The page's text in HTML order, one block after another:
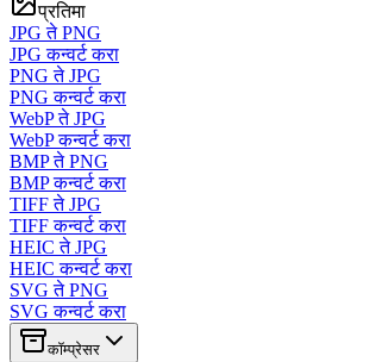
प्रतिमा
JPG ते PNG
JPG कन्वर्ट करा
PNG ते JPG
PNG कन्वर्ट करा
WebP ते JPG
WebP कन्वर्ट करा
BMP ते PNG
BMP कन्वर्ट करा
TIFF ते JPG
TIFF कन्वर्ट करा
HEIC ते JPG
HEIC कन्वर्ट करा
SVG ते PNG
SVG कन्वर्ट करा
कॉम्प्रेसर